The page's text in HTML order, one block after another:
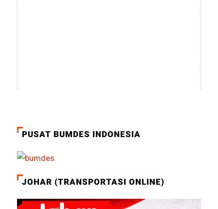
PUSAT BUMDES INDONESIA
JOHAR (TRANSPORTASI ONLINE)